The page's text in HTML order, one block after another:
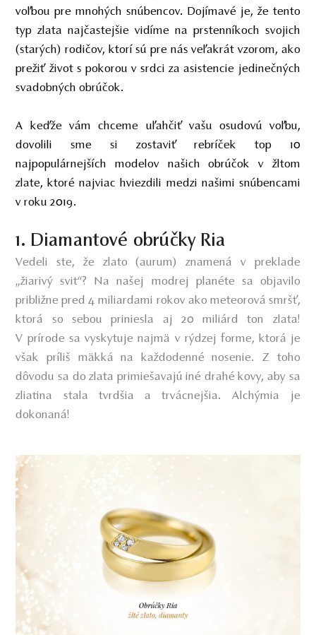
voľbou pre mnohých snúbencov. Dojímavé je, že tento
typ zlata najčastejšie vidíme na prstenníkoch svojich
(starých) rodičov, ktorí sú pre nás veľakrát vzorom, ako
prežiť život s pokorou v srdci za asistencie jedinečných
svadobných obrúčok.
A keďže vám chceme uľahčiť vašu osudovú voľbu,
dovolili sme si zostaviť rebríček top 10
najpopulárnejších modelov našich obrúčok v žltom
zlate, ktoré najviac hviezdili medzi našimi snúbencami
v roku 2019.
1. Diamantové obrúčky Ria
Vedeli ste, že zlato (aurum) znamená v preklade
„žiarivý svit“? Na našej modrej planéte sa objavilo
približne pred 4 miliardami rokov ako meteorová smršť,
ktorá so sebou priniesla aj 20 miliárd ton zlata!
V prírode sa vyskytuje najmä v rýdzej forme, ktorá je
však príliš mäkká na každodenné nosenie. Z toho
dôvodu sa do zlata primiešavajú iné drahé kovy, aby sa
zliatina stala tvrdšia a trvácnejšia. Alchýmia je
dokonaná!